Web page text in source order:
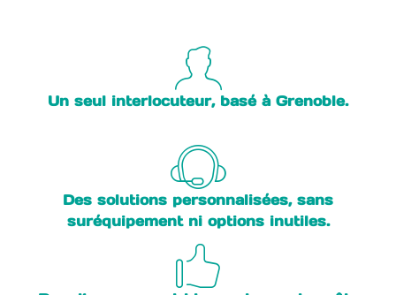
Un seul interlocuteur, basé à Grenoble.
Des solutions personnalisées, sans
suréquipement ni options inutiles.